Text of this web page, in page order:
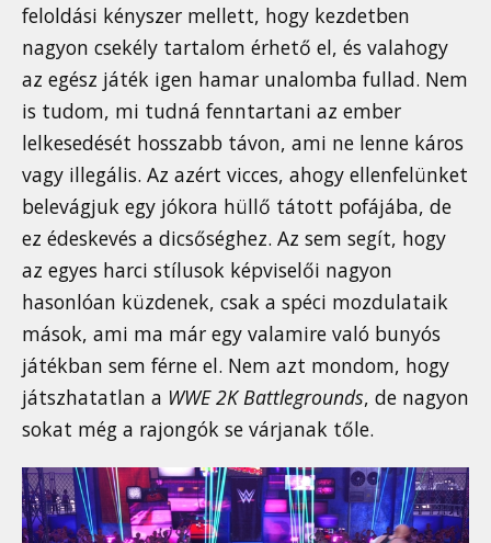
feloldási kényszer mellett, hogy kezdetben
nagyon csekély tartalom érhető el, és valahogy
az egész játék igen hamar unalomba fullad. Nem
is tudom, mi tudná fenntartani az ember
lelkesedését hosszabb távon, ami ne lenne káros
vagy illegális. Az azért vicces, ahogy ellenfelünket
belevágjuk egy jókora hüllő tátott pofájába, de
ez édeskevés a dicsőséghez. Az sem segít, hogy
az egyes harci stílusok képviselői nagyon
hasonlóan küzdenek, csak a spéci mozdulataik
mások, ami ma már egy valamire való bunyós
játékban sem férne el. Nem azt mondom, hogy
játszhatatlan a WWE 2K Battlegrounds, de nagyon
sokat még a rajongók se várjanak tőle.